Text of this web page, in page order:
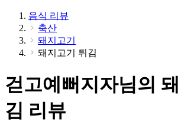
음식 리뷰
축산
돼지고기
돼지고기 튀김
걷고예뻐지자님의
김 리뷰